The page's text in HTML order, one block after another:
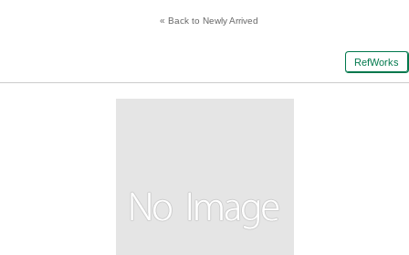
Back to Newly Arrived
RefWorks